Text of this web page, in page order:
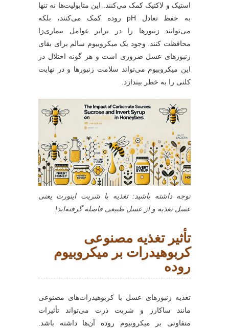
استیک و لاکتیک کمک می‌کنند. این متابولیت‌ها نه تنها
به حفظ تعادل pH روده کمک می‌کنند، بلکه
می‌توانند زنبورها را در برابر عوامل بیماری‌زا
محافظت کنند. وجود یک میکروبیوم سالم برای بقای
زنبورهای عسل ضروری است و هر گونه اختلال در
این میکروبیوم می‌تواند سلامت زنبورها و در نهایت
کلنی را به خطر بیندازد.
توجه داشته باشید: تغذیه با شربت اینورت یعنی
عسل تغذیه و از عسل طبیعی فاصله گرفته‌اید!
تأثیر تغذیه مصنوعی
کربوهیدرات بر میکروبیوم
روده
تغذیه زنبورهای عسل با کربوهیدرات‌های مصنوعی
مانند ساکارز و شربت ذرت می‌تواند تأثیرات
متفاوتی بر میکروبیوم روده آن‌ها داشته باشد.